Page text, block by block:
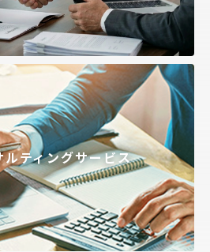
ルティングサービス